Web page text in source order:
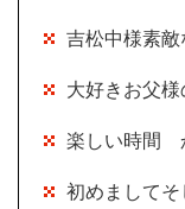
吉松中様素
大好きお父
楽しい時間
初めまして